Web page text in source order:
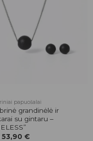
papuošalai
grandinėlė ir
su gintaru –
53,90 €